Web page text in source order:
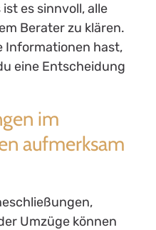
es sinnvoll, alle
Berater zu klären.
Informationen hast,
eine Entscheidung
im
aufmerksam
Umzüge können